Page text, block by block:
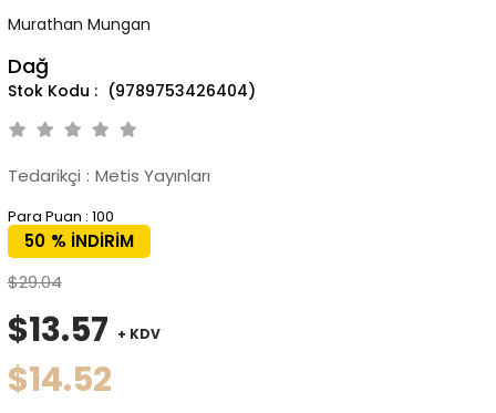
Murathan Mungan
Dağ
(9789753426404)
Tedarikçi : Metis Yayınları
Para Puan : 100
%
50
İNDIRIM
$29.04
$13.57 + KDV
$14.52